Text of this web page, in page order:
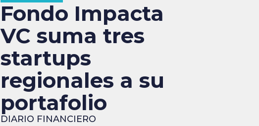
Fondo Impacta
VC suma tres
startups
regionales a su
portafolio
DIARIO FINANCIERO